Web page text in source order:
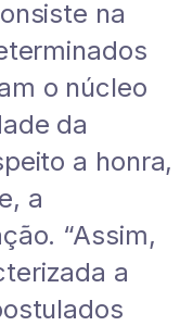
na
o núcleo
da
a honra,
a
“Assim,
a